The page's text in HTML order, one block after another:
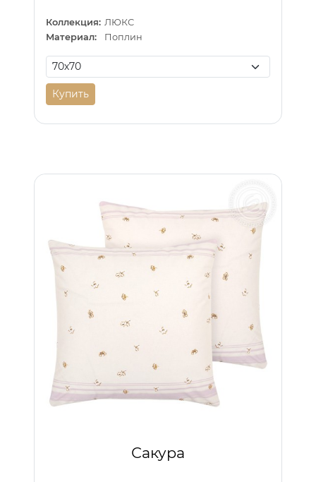
Коллекция: ЛЮКС
Материал:
Поплин
Купить
Сакура